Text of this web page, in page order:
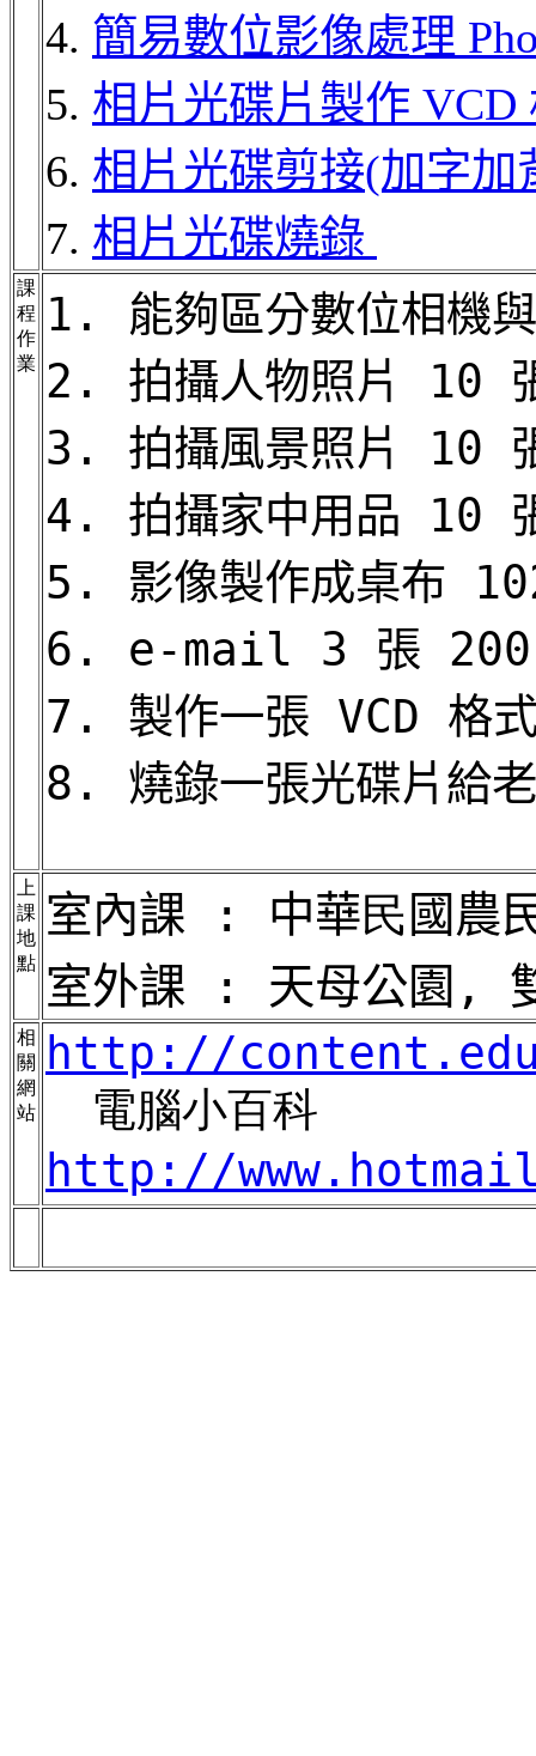
4. 簡易數位影像處理
5. 相片光碟片製作 VCD
6. 相片光碟剪接(加字加
7. 相片光碟燒錄
課
程
作
業
1.
能夠區分數位相機
2. 拍攝人物照片 10
3. 拍攝風景照片 10
4. 拍攝家中用品 10
5. 影像製作成桌布
6. e-mail 3 張 200
7. 製作一張 VCD 格
8. 燒錄一張光碟片給
上
課
地
點
室內課 : 中華民國農
室外課 : 天母公園,
相
關
網
站
http://
電腦小百科
http://